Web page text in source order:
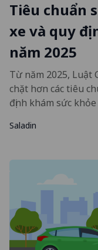
Tiêu chuẩn
xe và quy
năm 2025
Từ năm 2025, Luật
chặt hơn các tiêu
định khám sức
Saladin